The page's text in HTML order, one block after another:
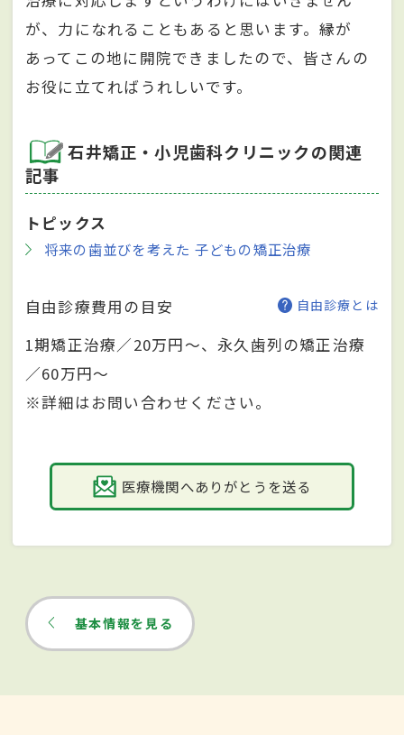
が、力になれることもあると思います。縁が
あってこの地に開院できましたので、皆さんの
お役に立てればうれしいです。
石井矯正・小児歯科クリニックの関連
記事
トピックス
将来の歯並びを考えた 子どもの矯正治療
自由診療費用の目安 自由診療とは
1期矯正治療／20万円～、永久歯列の矯正治療
／60万円～
※詳細はお問い合わせください。
医療機関へありがとうを送る
基本情報を見る